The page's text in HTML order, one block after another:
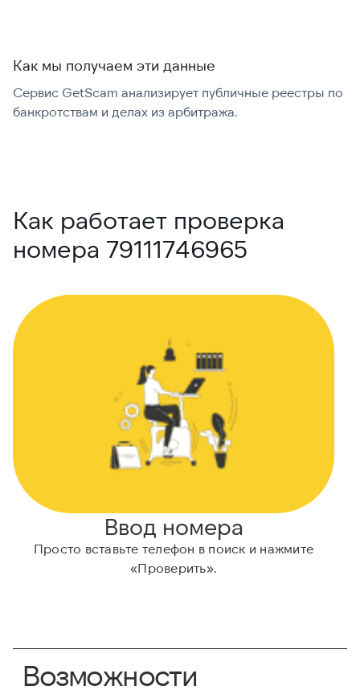
Как мы получаем эти данные
Сервис GetScam анализирует публичные реестры по
банкротствам и делах из арбитража.
Как работает проверка
номера 79111746965
Ввод номера
Просто вставьте телефон в поиск и нажмите
«Проверить».
Возможности